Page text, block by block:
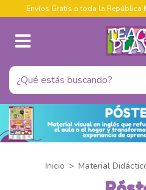
Envíos Gratis a toda la República
Inicio > Material